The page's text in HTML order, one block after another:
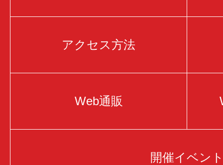
アクセス方法
Web通販
開催イベント